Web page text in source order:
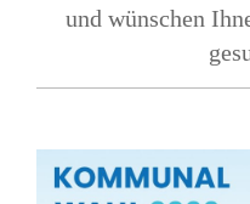
und wünschen